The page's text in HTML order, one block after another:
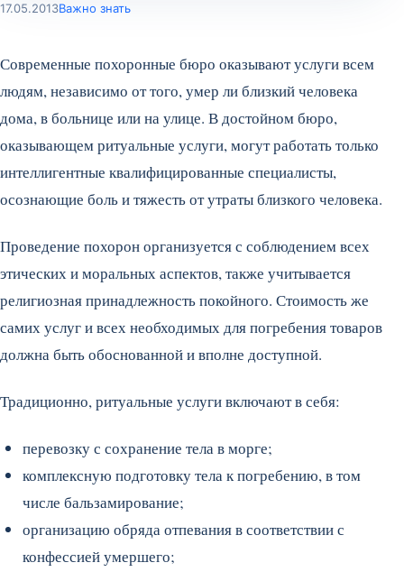
17.05.2013Важно знать
Современные похоронные бюро оказывают услуги всем
людям, независимо от того, умер ли близкий человека
дома, в больнице или на улице. В достойном бюро,
оказывающем ритуальные услуги, могут работать только
интеллигентные квалифицированные специалисты,
осознающие боль и тяжесть от утраты близкого человека.
Проведение похорон организуется с соблюдением всех
этических и моральных аспектов, также учитывается
религиозная принадлежность покойного. Стоимость же
самих услуг и всех необходимых для погребения товаров
должна быть обоснованной и вполне доступной.
Традиционно, ритуальные услуги включают в себя:
перевозку с сохранение тела в морге;
комплексную подготовку тела к погребению, в том
числе бальзамирование;
организацию обряда отпевания в соответствии с
конфессией умершего;